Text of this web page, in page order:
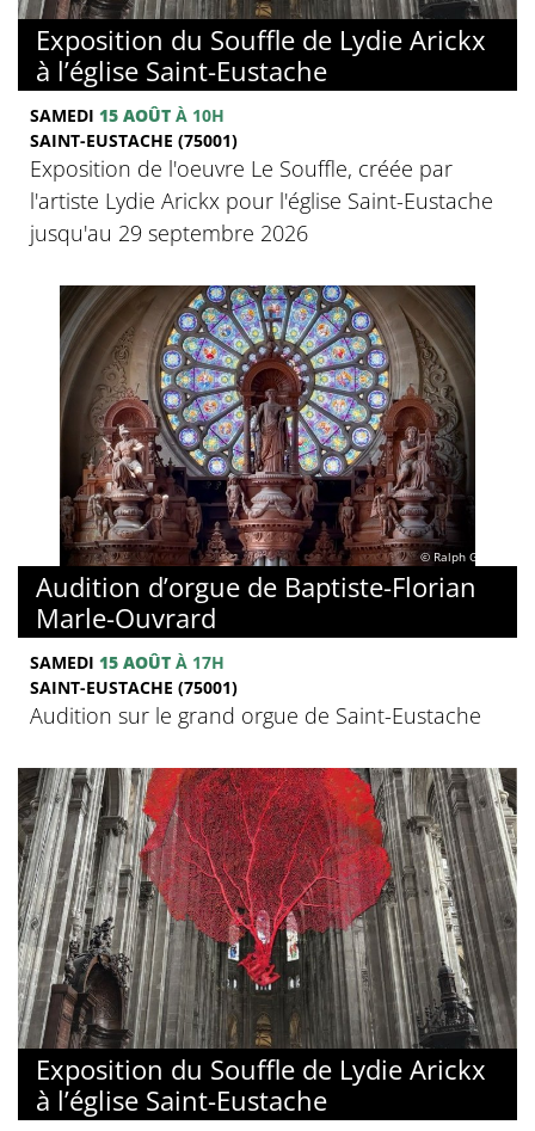
Exposition du Souffle de Lydie Arickx
à l’église Saint-Eustache
SAMEDI 15 AOÛT À 10H
SAINT-EUSTACHE (75001)
Exposition de l'oeuvre Le Souffle, créée par
l'artiste Lydie Arickx pour l'église Saint-Eustache
jusqu'au 29 septembre 2026
© Ralph Ghobril
Audition d’orgue de Baptiste-Florian
Marle-Ouvrard
SAMEDI 15 AOÛT À 17H
SAINT-EUSTACHE (75001)
Audition sur le grand orgue de Saint-Eustache
Exposition du Souffle de Lydie Arickx
à l’église Saint-Eustache